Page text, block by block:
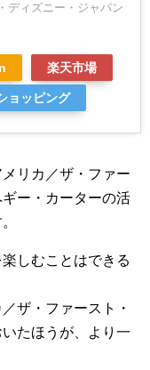
ディズニー・ジャパン
楽天市場
ョッピング
リカ／ザ・ファー
ー・カーターの活
しむことはできる
ザ・ファースト・
たほうが、より一